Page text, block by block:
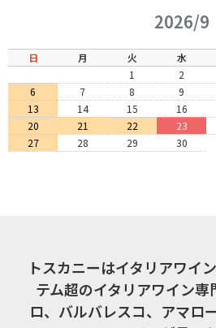
2026/9
日 月 火 水
1
2
6
7 8 9
13
14 15 16
20
21 22 23
27
28 29 30
トスカニーはイタリアワイ
テム超のイタリアワイン専
ロ、バルバレスコ、アマロ